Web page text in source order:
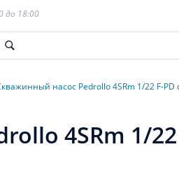
до 18:00
насос Pedrollo 4SRm 1/22 F-
4SRm 1/